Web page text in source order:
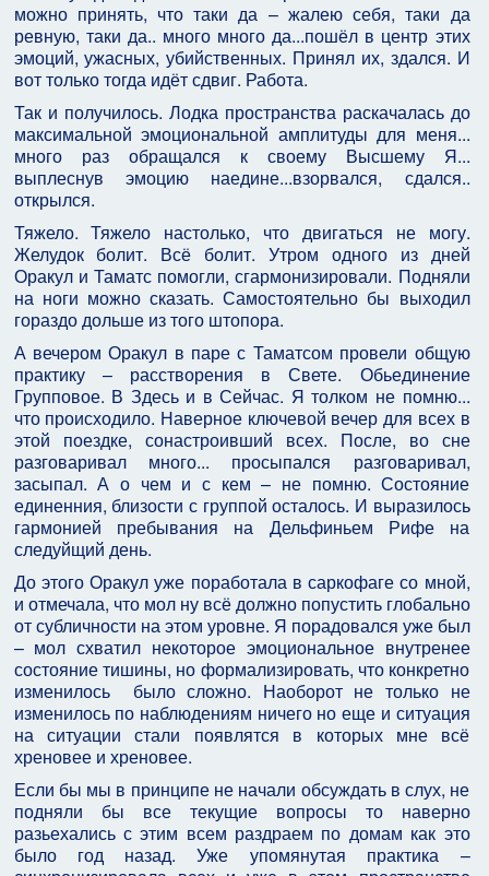
можно принять, что таки да – жалею себя, таки да
ревную, таки да.. много много да...пошёл в центр этих
эмоций, ужасных, убийственных. Принял их, здался. И
вот только тогда идёт сдвиг. Работа.
Так и получилось. Лодка пространства раскачалась до
максимальной эмоциональной амплитуды для меня...
много раз обращался к своему Высшему Я...
выплеснув эмоцию наедине...взорвался, сдался..
открылся.
Тяжело. Тяжело настолько, что двигаться не могу.
Желудок болит. Всё болит. Утром одного из дней
Оракул и Таматс помогли, сгармонизировали. Подняли
на ноги можно сказать. Самостоятельно бы выходил
гораздо дольше из того штопора.
А вечером Оракул в паре с Таматсом провели общую
практику – расстворения в Свете. Обьединение
Групповое. В Здесь и в Сейчас. Я толком не помню...
что происходило. Наверное ключевой вечер для всех в
этой поездке, сонастроивший всех. После, во сне
разговаривал много... просыпался разговаривал,
засыпал. А о чем и с кем – не помню. Состояние
единенния, близости с группой осталось. И выразилось
гармонией пребывания на Дельфиньем Рифе на
следуйщий день.
До этого Оракул уже поработала в саркофаге со мной,
и отмечала, что мол ну всё должно попустить глобально
от субличности на этом уровне. Я порадовался уже был
– мол схватил некоторое эмоциональное внутренее
состояние тишины, но формализировать, что конкретно
изменилось было сложно. Наоборот не только не
изменилось по наблюдениям ничего но еще и ситуация
на ситуации стали появлятся в которых мне всё
хреновее и хреновее.
Если бы мы в принципе не начали обсуждать в слух, не
подняли бы все текущие вопросы то наверно
разьехались с этим всем раздраем по домам как это
было год назад. Уже упомянутая практика –